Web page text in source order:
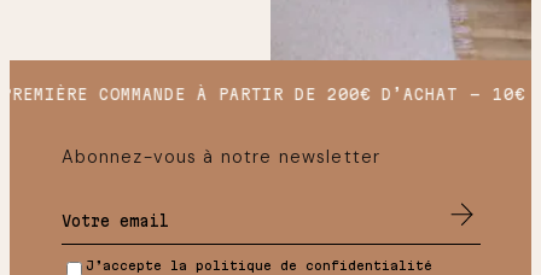
COMMANDE À PARTIR DE 200€ D’ACHAT 10€
Abonnez-vous à notre newsletter
J’accepte la politique de confidentialité